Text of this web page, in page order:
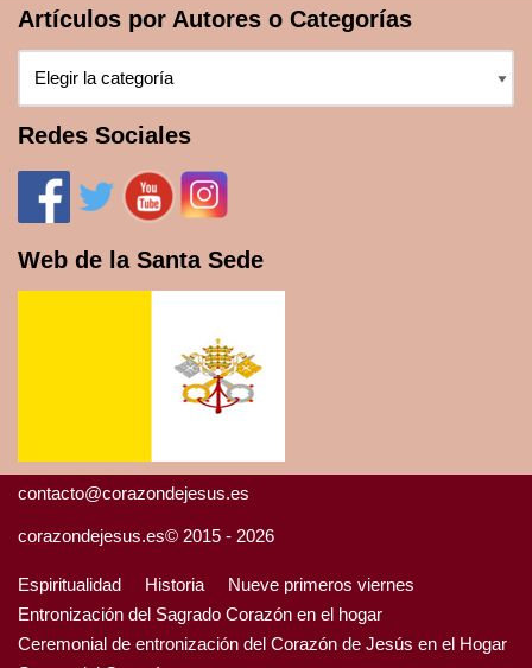
Artículos por Autores o Categorías
Redes Sociales
Web de la Santa Sede
contacto@corazondejesus.es
corazondejesus.es© 2015 - 2026
Espiritualidad Historia
Nueve primeros viernes
Entronización del Sagrado Corazón en el hogar
Ceremonial de entronización del Corazón de Jesús en el Hogar